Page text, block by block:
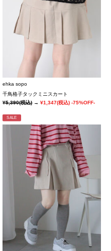
ehka sopo
千鳥格子タックミニスカート
¥5,390(税込)→¥1,347(税込) -75%OFF-
SALE